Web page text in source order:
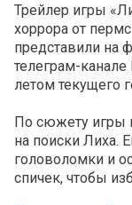
Трейлер игры
хоррора от
представили на
телеграм-
летом текущего
По сюжету игры
на поиски Лиха.
головоломки и
спичек, чтобы